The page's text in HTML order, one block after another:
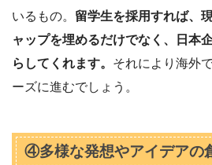
いるもの。 留学生を採用すれば、
ャップを埋めるだけでなく、日本
らしてくれます。 それにより海外
ーズに進むでしょう。
④多様な発想やアイデアの